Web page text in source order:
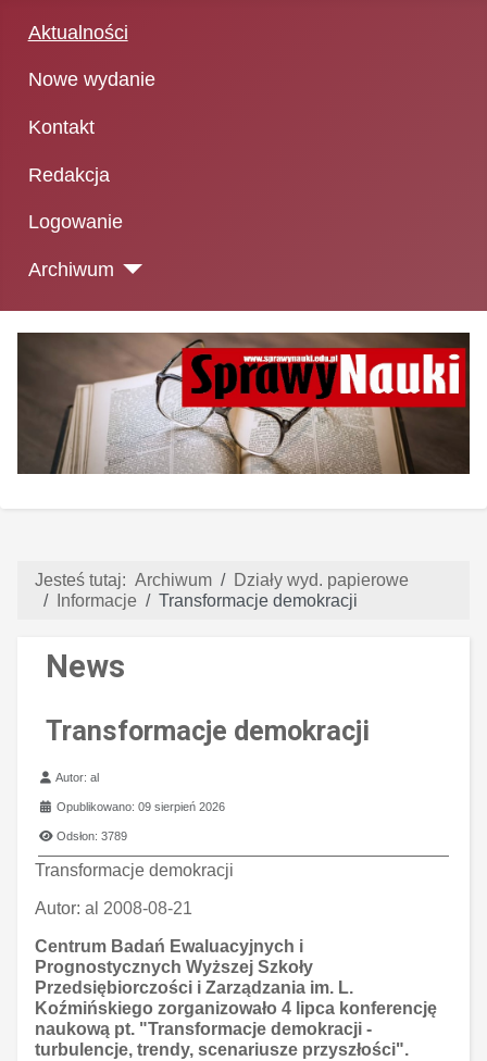
Aktualności
Nowe wydanie
Kontakt
Redakcja
Logowanie
Archiwum
Jesteś tutaj: Archiwum
Działy wyd. papierowe
Informacje
Transformacje demokracji
News
Transformacje demokracji
Szczegóły
Autor:al
Opublikowano: 09 sierpień 2026
Odsłon: 3789
Transformacje demokracji
Autor: al 2008-08-21
Centrum Badań Ewaluacyjnych i
Prognostycznych Wyższej Szkoły
Przedsiębiorczości i Zarządzania im. L.
Koźmińskiego zorganizowało 4 lipca konferencję
naukową pt. "Transformacje demokracji -
turbulencje, trendy, scenariusze przyszłości".